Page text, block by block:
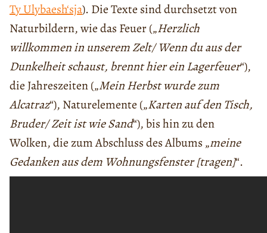
Ty Ulybaesh‘sja). Die Texte sind durchsetzt von
Naturbildern, wie das Feuer („Herzlich
willkommen in unserem Zelt/ Wenn du aus der
Dunkelheit schaust, brennt hier ein Lagerfeuer“),
die Jahreszeiten („Mein Herbst wurde zum
Alcatraz“), Naturelemente („Karten auf den Tisch,
Bruder/ Zeit ist wie Sand“), bis hin zu den
Wolken, die zum Abschluss des Albums „meine
Gedanken aus dem Wohnungsfenster [tragen]“.